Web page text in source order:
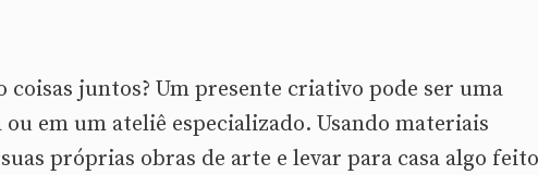
coisas juntos? Um presente criativo pode ser uma
em um ateliê especializado. Usando materiais
próprias obras de arte e levar para casa algo feito